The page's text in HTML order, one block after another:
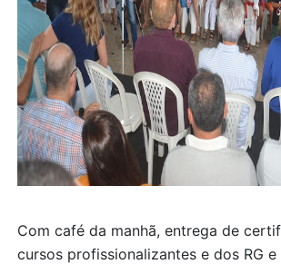
Com café da manhã, entrega de
cursos profissionalizantes e dos RG